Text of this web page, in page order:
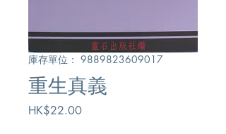
庫存單位： 9889823609017
重生真義
HK$22.00價